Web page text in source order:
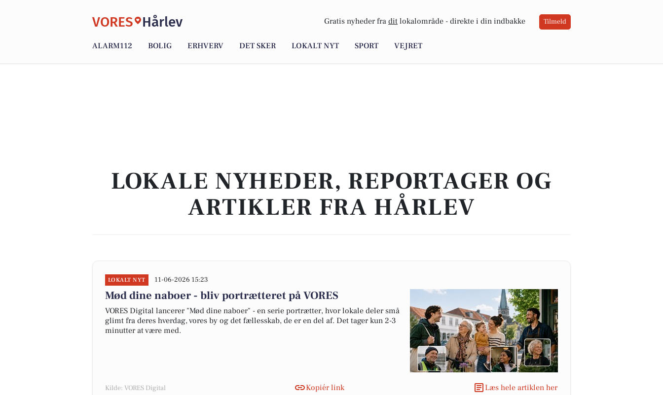
VORES Hårlev Gratis nyheder fra dit lokalområde - direkte i din indbakke Tilmeld
ALARM112 BOLIG ERHVERV DET SKER LOKALT NYT SPORT VEJRET
LOKALE NYHEDER, REPORTAGER OG
ARTIKLER FRA HÅRLEV
LOKALT NYT 11-06-2026 15:23
Mød dine naboer - bliv portrætteret på VORES
VORES Digital lancerer "Mød dine naboer" - en serie portrætter, hvor lokale deler små
glimt fra deres hverdag, vores by og det fællesskab, de er en del af. Det tager kun 2-3
minutter at være med.
Kilde: VORES Digital Kopiér link Læs hele artiklen her